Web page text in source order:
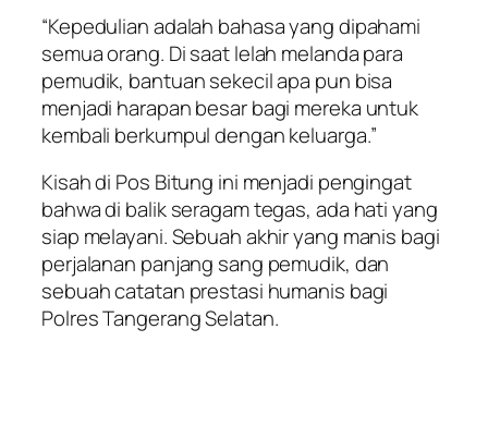
“Kepedulian adalah bahasa yang dipahami
semua orang. Di saat lelah melanda para
pemudik, bantuan sekecil apa pun bisa
menjadi harapan besar bagi mereka untuk
kembali berkumpul dengan keluarga.”
Kisah di Pos Bitung ini menjadi pengingat
bahwa di balik seragam tegas, ada hati yang
siap melayani. Sebuah akhir yang manis bagi
perjalanan panjang sang pemudik, dan
sebuah catatan prestasi humanis bagi
Polres Tangerang Selatan.